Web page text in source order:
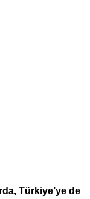
Türkiye’ye de